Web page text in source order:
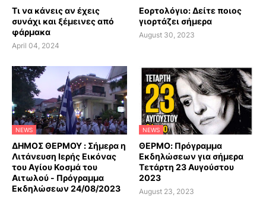
Τι να κάνεις αν έχεις
συνάχι και ξέμεινες από
φάρμακα
April 04, 2024
Εορτολόγιο: Δείτε ποιος
γιορτάζει σήμερα
August 30, 2023
NEWS
ΔΗΜΟΣ ΘΕΡΜΟΥ : Σήμερα η
Λιτάνευση Ιερής Εικόνας
του Αγίου Κοσμά του
Αιτωλού - Πρόγραμμα
Εκδηλώσεων 24/08/2023
NEWS
ΘΕΡΜΟ: Πρόγραμμα
Εκδηλώσεων για σήμερα
Τετάρτη 23 Αυγούστου
2023
August 23, 2023